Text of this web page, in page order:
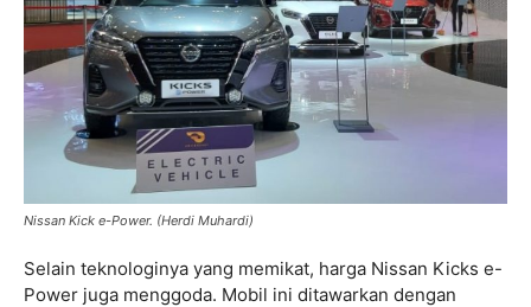
Nissan Kick e-Power. (Herdi Muhardi)
Selain teknologinya yang memikat, harga Nissan Kicks e-
Power juga menggoda. Mobil ini ditawarkan dengan